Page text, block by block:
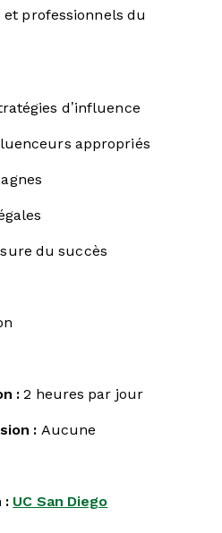
et professionnels du
d’influence
appropriés
du succès
:2 heures par jour
: Aucune
: UC San Diego